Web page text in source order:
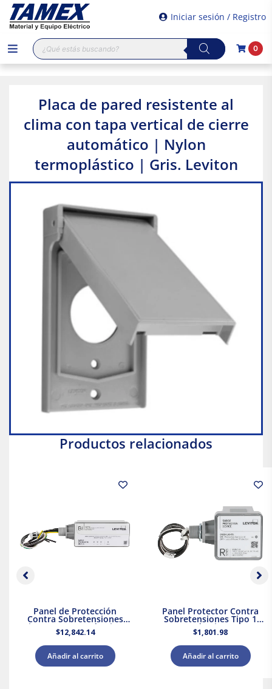
Iniciar sesión / Registro
Búsqueda
de
productos
0
Placa de pared resistente al
clima con tapa vertical de cierre
automático | Nylon
termoplástico | Gris. Leviton
Productos relacionados
Panel de Protección
Contra Sobretensiones
Tipo 2 Supresor de Picos
208Y/120 V CA Leviton
$12,842.14
Añadir al carrito
Panel Protector Contra
Sobretensiones Tipo 1
Supresor de Picos 120/240
V CA Leviton
$1,801.98
Añadir al carrito